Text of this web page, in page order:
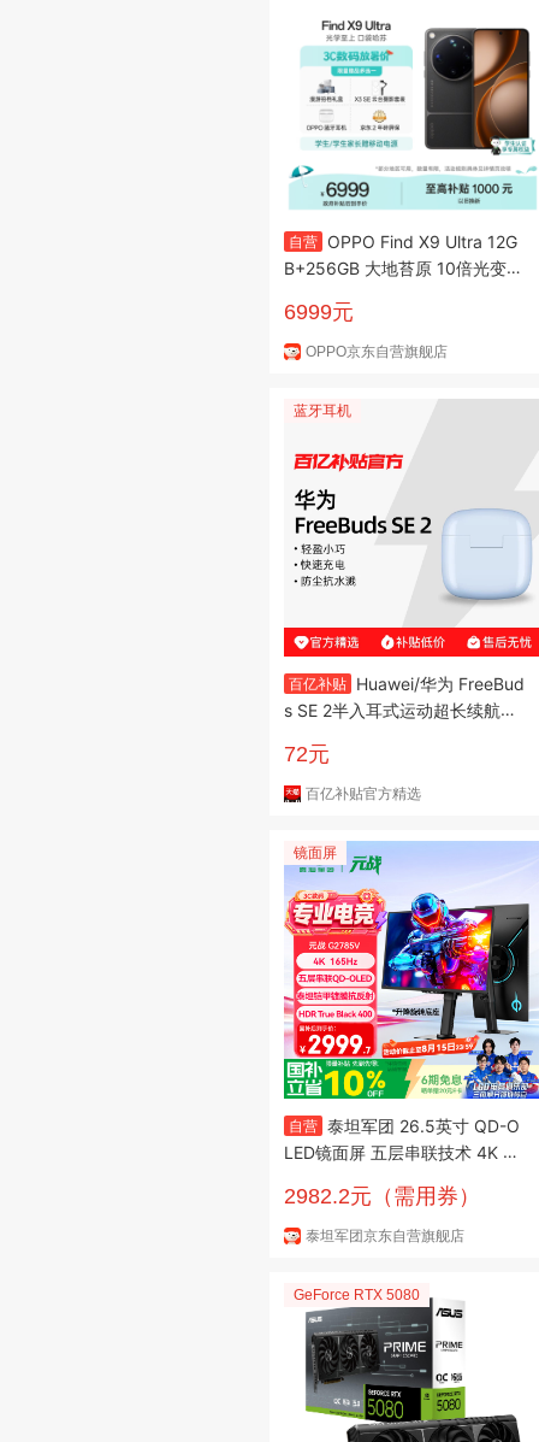
自营
OPPO Find X9 Ultra 12G
B+256GB 大地苔原 10倍光变天
影旗舰手机新机
6999元
OPPO京东自营旗舰店
蓝牙耳机
百亿补贴
Huawei/华为 FreeBud
s SE 2半入耳式运动超长续航无
72元
百亿补贴官方精选
镜面屏
自营 泰坦军团 26.5英寸 QD-O
LED镜面屏 五层串联技术 4K 16
AI电竞显示器 G2785V
2982.2元（需用券）
泰坦军团京东自营旗舰店
GeForce RTX 5080